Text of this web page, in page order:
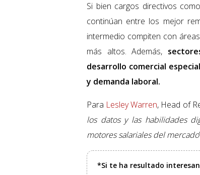
Si bien cargos directivos
continúan entre los mejor
intermedio compiten con
más altos. Además,
desarrollo comercial
y demanda laboral.
Para Lesley Warren, Head of
los datos y las habilidades
motores salariales del mercado
*Si te ha resultado